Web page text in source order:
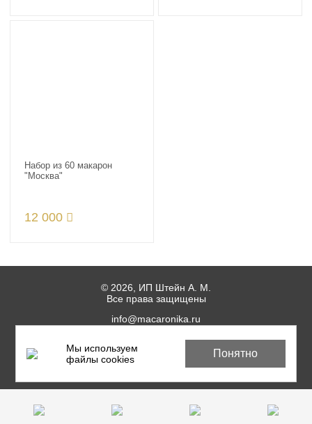
Набор из 60 макарон
"Москва"
12 000
© 2026, ИП Штейн А. М.
Все права защищены
info@macaronika.ru
Пользовательское соглашение
Политика пищевой безопасности
Мы используем
файлы cookies
Понятно